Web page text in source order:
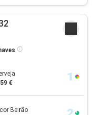
€
Beirão